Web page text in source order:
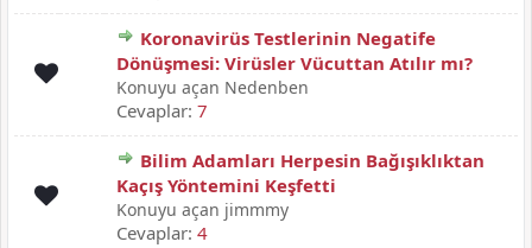
Koronavirüs Testlerinin Negatife
Dönüşmesi: Virüsler Vücuttan Atılır mı?
Konuyu açan Nedenben
Cevaplar: 7
Bilim Adamları Herpesin Bağışıklıktan
Kaçış Yöntemini Keşfetti
Konuyu açan jimmmy
Cevaplar: 4